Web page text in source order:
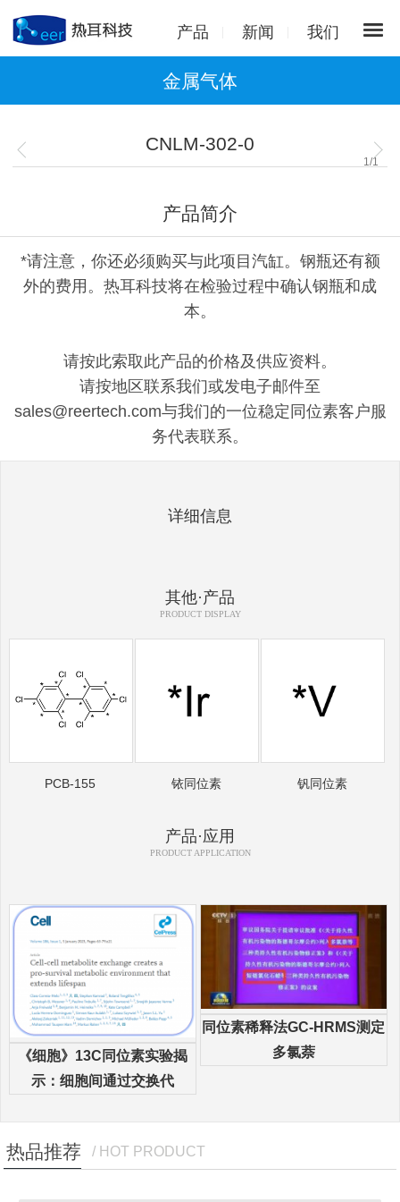
产品 新闻 我们
金属气体
CNLM-302-0
1 /1
产品简介
*请注意，你还必须购买与此项目汽缸。钢瓶还有额
外的费用。热耳科技将在检验过程中确认钢瓶和成
本。
请按此索取此产品的价格及供应资料。
请按地区联系我们或发电子邮件至
sales@reertech.com与我们的一位稳定同位素客户服
务代表联系。
详细信息
其他·产品
PRODUCT DISPLAY
PCB-155 铱同位素 钒同位素
产品·应用
PRODUCT APPLICATION
《细胞》13C同位素实验揭
示：细胞间通过交换代
同位素稀释法GC-HRMS测定
多氯萘
热品推荐 / HOT PRODUCT